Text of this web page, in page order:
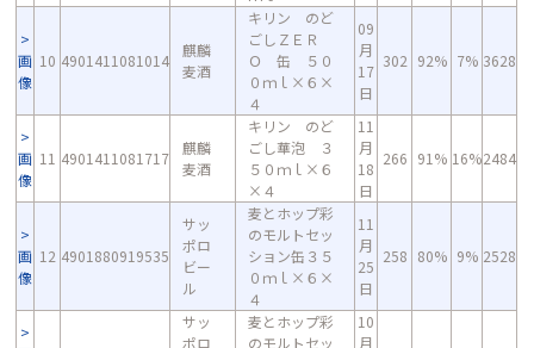
画
像
10 4901411081014
麒麟
麦酒
キリン のど
ごしＺＥＲ
Ｏ 缶 ５０
０ｍｌ×６×
４
09
月
17
日
302 92% 7% 3628
画
像
11 4901411081717
麒麟
麦酒
キリン のど
ごし華泡 ３
５０ｍｌ×６
×４
11
月
18
日
266 91% 16%2484
画
像
12 4901880919535
サッ
ポロ
ビー
ル
麦とホップ彩
のモルトセッ
ション缶３５
０ｍｌ×６×
４
11
月
25
日
258 80% 9% 2528
サッ
ポロ
麦とホップ彩
のモルトセッ
10
月